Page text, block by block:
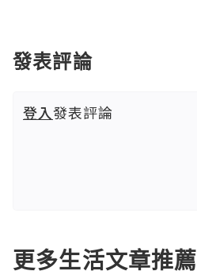
發表評論
登入發表評論
更多生活文章推薦